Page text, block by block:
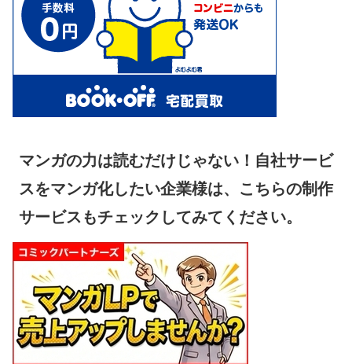
マンガの力は読むだけじゃない！自社サービ
スをマンガ化したい企業様は、こちらの制作
サービスもチェックしてみてください。